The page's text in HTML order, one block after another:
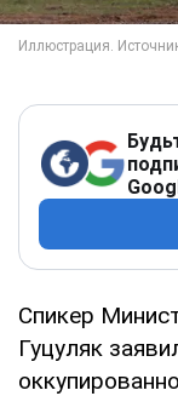
Спикер
Гуцуляк